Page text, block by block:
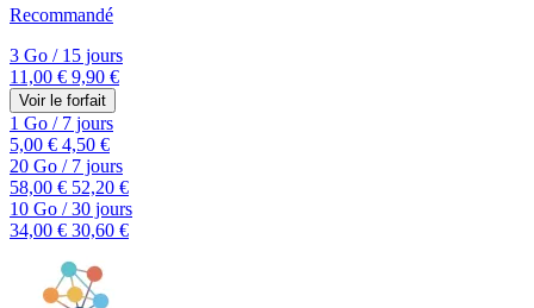
Recommandé
3 Go /15 jours
11,00 € 9,90 €
Voir le forfait
1 Go /7 jours
5,00 € 4,50 €
20 Go /7 jours
58,00 € 52,20 €
10 Go /30 jours
34,00 € 30,60 €